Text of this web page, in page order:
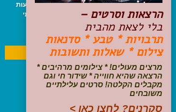
אני מאשר/ת קבלת ניוזלטר והודעות
שיווקיות, ומאשר/ת כי קראתי והסכמתי
לתקנון האתר ולמדיניות הפרטיות
ניתן לבטל את ההרשמה בכל עת
הרצאות וסרטים –
בלי לצאת מהבית
תרבויות * טבע * סדנאות
צילום * שאלות ותשובות
מרצים מעולים! * צילומים מרהיבים *
הרצאה שהיא חווייה * שידור חי וגם
מקבלים הקלטה! סרטים עלילתיים
משובחים
סקרנים? לחצו כאן >